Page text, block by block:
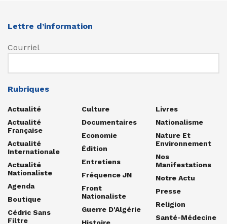
Lettre d’information
Courriel
Rubriques
Actualité
Actualité
Française
Actualité
Internationale
Actualité
Nationaliste
Agenda
Boutique
Cédric Sans
Filtre
Culture
Documentaires
Economie
Édition
Entretiens
Fréquence JN
Front
Nationaliste
Guerre D'Algérie
Livres
Nationalisme
Nature Et
Environnement
Nos
Manifestations
Notre Actu
Presse
Religion
Santé-Médecine